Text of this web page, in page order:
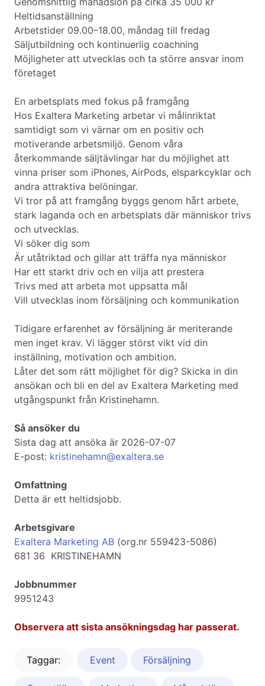
Heltidsanställning
Arbetstider 09.00–18.00, måndag till fredag
Säljutbildning och kontinuerlig coachning
Möjligheter att utvecklas och ta större ansvar inom
företaget
En arbetsplats med fokus på framgång
Hos Exaltera Marketing arbetar vi målinriktat
samtidigt som vi värnar om en positiv och
motiverande arbetsmiljö. Genom våra
återkommande säljtävlingar har du möjlighet att
vinna priser som iPhones, AirPods, elsparkcyklar och
andra attraktiva belöningar.
Vi tror på att framgång byggs genom hårt arbete,
stark laganda och en arbetsplats där människor trivs
och utvecklas.
Vi söker dig som
Är utåtriktad och gillar att träffa nya människor
Har ett starkt driv och en vilja att prestera
Trivs med att arbeta mot uppsatta mål
Vill utvecklas inom försäljning och kommunikation
Tidigare erfarenhet av försäljning är meriterande
men inget krav. Vi lägger störst vikt vid din
inställning, motivation och ambition.
Låter det som rätt möjlighet för dig? Skicka in din
ansökan och bli en del av Exaltera Marketing med
utgångspunkt från Kristinehamn.
Så ansöker du
Sista dag att ansöka är 2026-07-07
E-post: kristinehamn@exaltera.se
Omfattning
Detta är ett heltidsjobb.
Arbetsgivare
Exaltera Marketing AB (org.nr 559423-5086)
681 36 KRISTINEHAMN
Jobbnummer
9951243
Observera att sista ansökningsdag har passerat.
Taggar: Event Försäljning